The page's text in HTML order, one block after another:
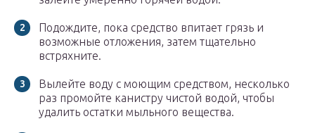
Подождите, пока средство впитает грязь и
возможные отложения, затем тщательно
встряхните.
Вылейте воду с моющим средством, несколько
раз промойте канистру чистой водой, чтобы
удалить остатки мыльного вещества.